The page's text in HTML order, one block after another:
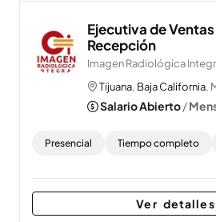
Ejecutiva de
Recepción
Imagen Radiológica
Tijuana, Baja California,
Salario Abierto/
Presencial Tiempo completo
Ver detalles